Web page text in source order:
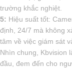
trường khắc nghiệt.
5: Hiệu suất tốt:
định, 24/7 mà không
tâm về việc giám sát
Nhìn chung, Kbvision
đầu, đem đến cho